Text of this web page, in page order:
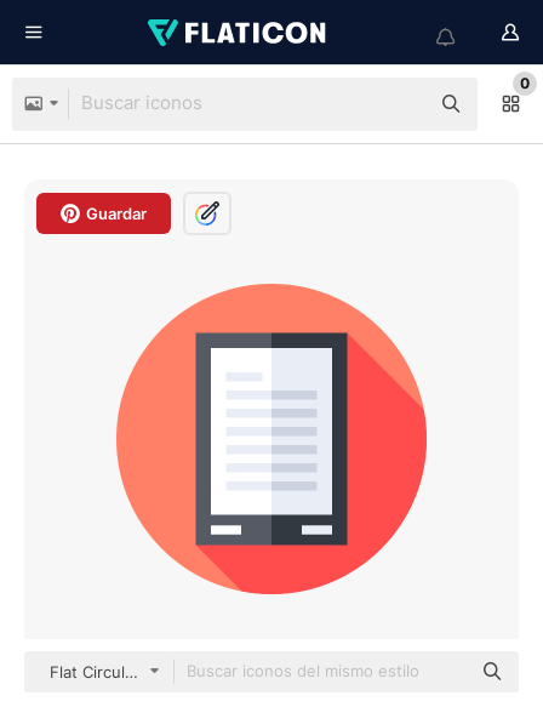
0
Guardar
Flat Circular Flat